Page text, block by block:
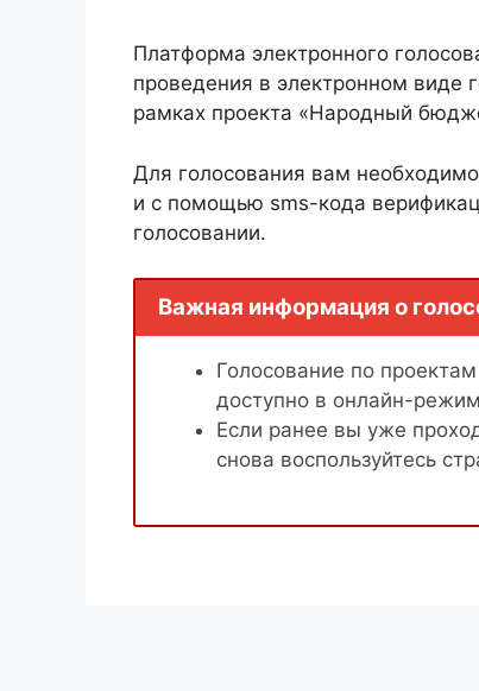
Платформа электронного
проведения в электронном виде
рамках проекта «Народный
Для голосования вам
и с помощью sms-кода
голосовании.
Важная информация о
Голосование по
доступно в онлайн-
Если ранее вы уже
снова воспользуйтесь